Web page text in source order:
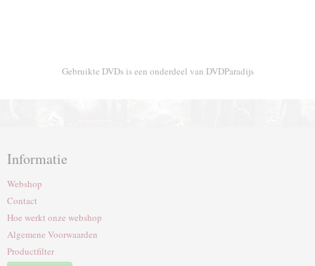
Gebruikte DVDs is een onderdeel van DVDParadijs
Informatie
Webshop
Contact
Hoe werkt onze webshop
Algemene Voorwaarden
Productfilter